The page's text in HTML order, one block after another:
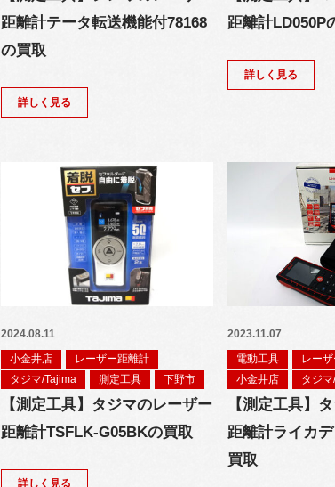
距離計テータ転送機能付78168
の買取
詳しく見る
距離計LD050P
詳しく見る
2024.08.11
小金井店
レーザー距離計
タジマ/Tajima
測定工具 下野市
【測定工具】タジマのレーザー
距離計TSFLK-G05BKの買取
詳しく見る
2023.11.07
電動工具
レー
小金井店
タジ
【測定工具】
距離計ライカ
買取